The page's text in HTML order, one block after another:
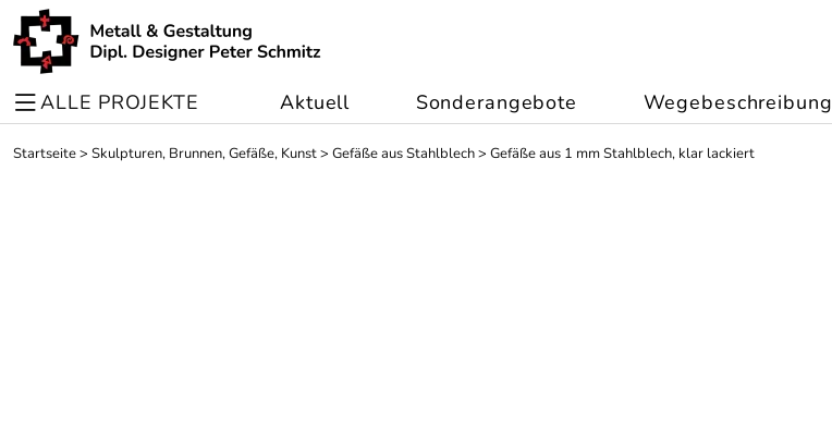
ALLE PROJEKTE Aktuell Sonderangebote Wegebeschreibung
Startseite> Skulpturen, Brunnen, Gefäße, Kunst> Gefäße aus Stahlblech> Gefäße aus 1 mm Stahlblech, klar lackiert